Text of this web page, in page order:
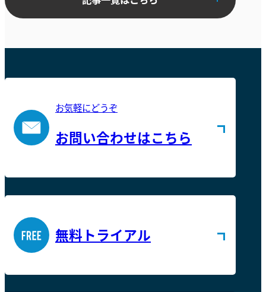
お気軽にどうぞ
お問い合わせはこちら
無料トライアル